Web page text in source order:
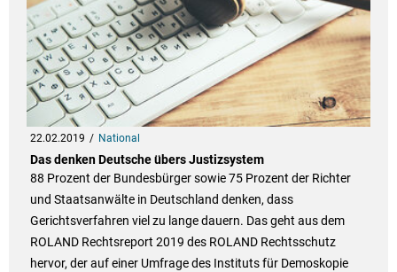
22.02.2019 National
Das denken Deutsche übers Justizsystem
88 Prozent der Bundesbürger sowie 75 Prozent der Richter
und Staatsanwälte in Deutschland denken, dass
Gerichtsverfahren viel zu lange dauern. Das geht aus dem
ROLAND Rechtsreport 2019 des ROLAND Rechtsschutz
hervor, der auf einer Umfrage des Instituts für Demoskopie